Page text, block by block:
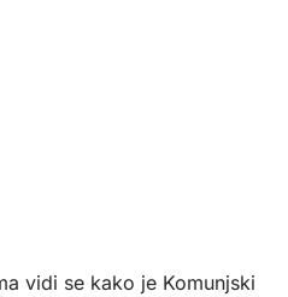
vidi se kako je Komunjski